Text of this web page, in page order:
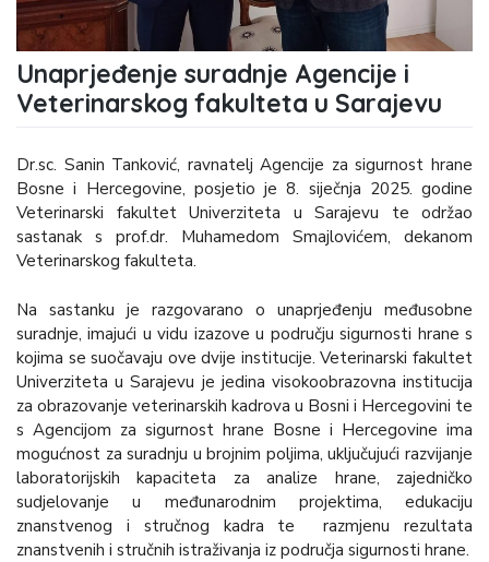
Unaprjeđenje suradnje Agencije i
Veterinarskog fakulteta u Sarajevu
Dr.sc. Sanin Tanković, ravnatelj Agencije za sigurnost hrane
Bosne i Hercegovine, posjetio je 8. siječnja 2025. godine
Veterinarski fakultet Univerziteta u Sarajevu te održao
sastanak s prof.dr. Muhamedom Smajlovićem, dekanom
Veterinarskog fakulteta.
Na sastanku je razgovarano o unaprjeđenju međusobne
suradnje, imajući u vidu izazove u području sigurnosti hrane s
kojima se suočavaju ove dvije institucije. Veterinarski fakultet
Univerziteta u Sarajevu je jedina visokoobrazovna institucija
za obrazovanje veterinarskih kadrova u Bosni i Hercegovini te
s Agencijom za sigurnost hrane Bosne i Hercegovine ima
mogućnost za suradnju u brojnim poljima, uključujući razvijanje
laboratorijskih kapaciteta za analize hrane, zajedničko
sudjelovanje u međunarodnim projektima, edukaciju
znanstvenog i stručnog kadra te razmjenu rezultata
znanstvenih i stručnih istraživanja iz područja sigurnosti hrane.